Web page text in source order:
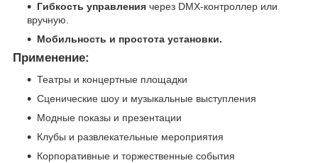
Гибкость управления через DMX-контроллер или
вручную.
Мобильность и простота установки.
Применение:
Театры и концертные площадки
Сценические шоу и музыкальные выступления
Модные показы и презентации
Клубы и развлекательные мероприятия
Корпоративные и торжественные события